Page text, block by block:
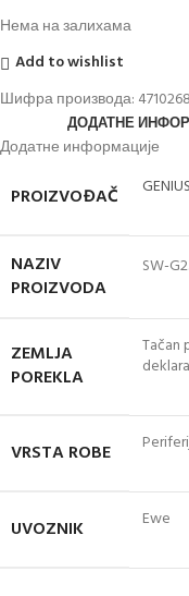
Нема на залихама
Add to wishlist
Шифра производа:
ДОДАТНЕ
Додатне информације
PROIZVOĐAČ GENIUS
NAZIV
PROIZVODA
SW-
ZEMLJA
POREKLA
Tačan
VRSTA ROBE
UVOZNIK Ewe